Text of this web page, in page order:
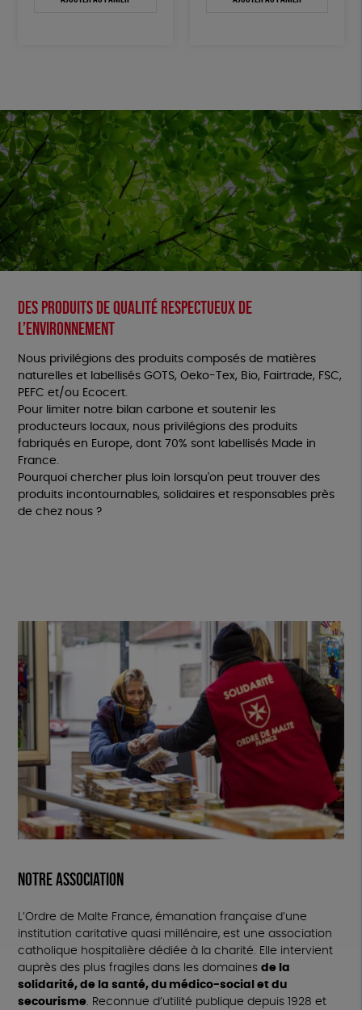
Des produits de qualité respectueux de
l’environnement
Nous privilégions des produits composés de matières
naturelles et labellisés GOTS, Oeko-Tex, Bio, Fairtrade, FSC,
PEFC et/ou Ecocert.
Pour limiter notre bilan carbone et soutenir les
producteurs locaux, nous privilégions des produits
fabriqués en Europe, dont 70% sont labellisés Made in
France.
Pourquoi chercher plus loin lorsqu'on peut trouver des
produits incontournables, solidaires et responsables près
de chez nous ?
Notre association
L’Ordre de Malte France, émanation française d’une
institution caritative quasi millénaire, est une association
catholique hospitalière dédiée à la charité. Elle intervient
auprès des plus fragiles dans les domaines de la
solidarité, de la santé, du médico-social et du
secourisme. Reconnue d’utilité publique depuis 1928 et